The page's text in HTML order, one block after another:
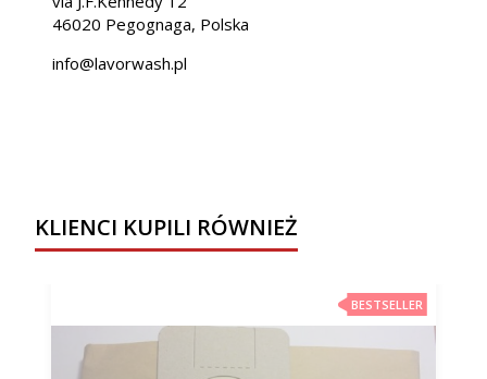
46020 Pegognaga, Polska
info@lavorwash.pl
KLIENCI KUPILI RÓWNIEŻ
BESTSELLER